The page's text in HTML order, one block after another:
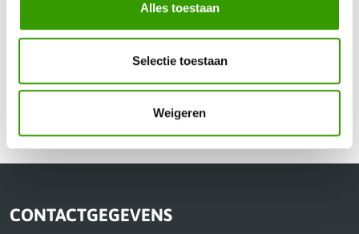
Alles toestaan
Selectie toestaan
Weigeren
Verzenden
CONTACTGEGEVENS